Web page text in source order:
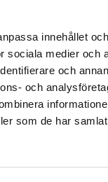
innehållet
sociala medier och
och
och
som de har